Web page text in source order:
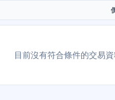
目前沒有符合條件的交易